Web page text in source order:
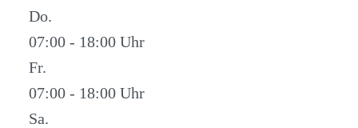
Do.
07:00 - 18:00
Fr.
07:00 - 18:00
Sa.